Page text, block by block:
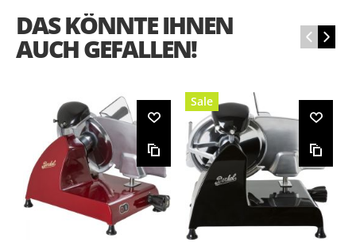
DAS KÖNNTE IHNEN
AUCH GEFALLEN! ‹ ›
Sale